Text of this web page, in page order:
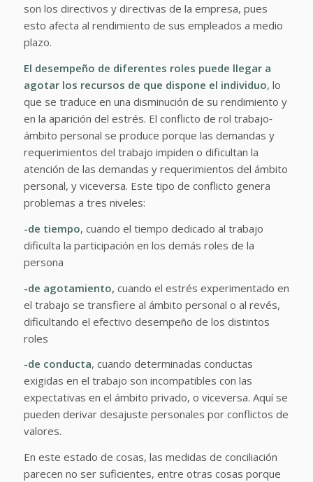
son los directivos y directivas de la empresa, pues
esto afecta al rendimiento de sus empleados a medio
plazo.
El desempeño de diferentes roles puede llegar a
agotar los recursos de que dispone el individuo, lo
que se traduce en una disminución de su rendimiento y
en la aparición del estrés. El conflicto de rol trabajo‐
ámbito personal se produce porque las demandas y
requerimientos del trabajo impiden o dificultan la
atención de las demandas y requerimientos del ámbito
personal, y viceversa. Este tipo de conflicto genera
problemas a tres niveles:
-de tiempo, cuando el tiempo dedicado al trabajo
dificulta la participación en los demás roles de la
persona
-de agotamiento, cuando el estrés experimentado en
el trabajo se transfiere al ámbito personal o al revés,
dificultando el efectivo desempeño de los distintos
roles
-de conducta, cuando determinadas conductas
exigidas en el trabajo son incompatibles con las
expectativas en el ámbito privado, o viceversa. Aquí se
pueden derivar desajuste personales por conflictos de
valores.
En este estado de cosas, las medidas de conciliación
parecen no ser suficientes, entre otras cosas porque